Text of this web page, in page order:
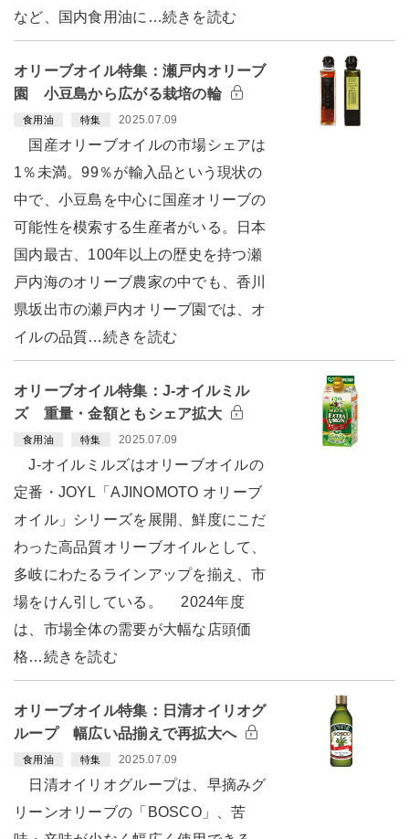
など、国内食用油に…続きを読む
オリーブオイル特集：瀬戸内オリーブ
園 小豆島から広がる栽培の輪
食用油 特集 2025.07.09
国産オリーブオイルの市場シェアは
1％未満。99％が輸入品という現状の
中で、小豆島を中心に国産オリーブの
可能性を模索する生産者がいる。日本
国内最古、100年以上の歴史を持つ瀬
戸内海のオリーブ農家の中でも、香川
県坂出市の瀬戸内オリーブ園では、オ
イルの品質…続きを読む
オリーブオイル特集：J-オイルミル
ズ 重量・金額ともシェア拡大
食用油 特集 2025.07.09
J-オイルミルズはオリーブオイルの
定番・JOYL「AJINOMOTO オリーブ
オイル」シリーズを展開、鮮度にこだ
わった高品質オリーブオイルとして、
多岐にわたるラインアップを揃え、市
場をけん引している。 2024年度
は、市場全体の需要が大幅な店頭価
格…続きを読む
オリーブオイル特集：日清オイリオグ
ループ 幅広い品揃えで再拡大へ
食用油 特集 2025.07.09
日清オイリオグループは、早摘みグ
リーンオリーブの「BOSCO」、苦